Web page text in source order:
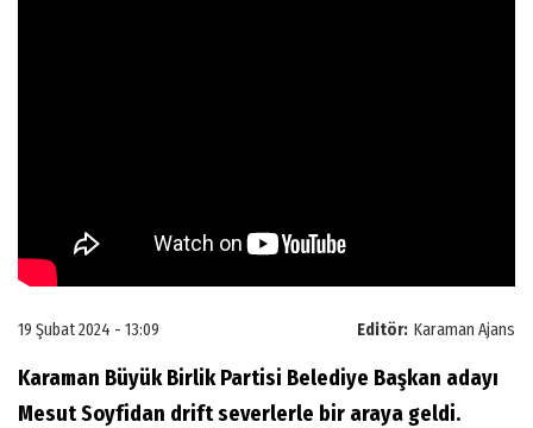
Editör: Karaman Ajans
19 Şubat 2024 - 13:09
Karaman Büyük Birlik Partisi Belediye Başkan adayı
Mesut Soyfidan drift severlerle bir araya geldi.